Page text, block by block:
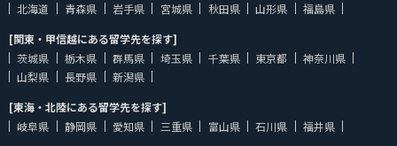
北海道
青森県 岩手県 宮城県 秋田県 山形県
福島県
[関東・甲信越にある留学先を探す]
茨城県
栃木県 群馬県 埼玉県 千葉県 東京都
神奈川県
山梨県
長野県
新潟県
[東海・北陸にある留学先を探す]
岐阜県
静岡県 愛知県 三重県 富山県 石川県
福井県